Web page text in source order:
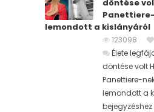
döntése
lemondott a kislányáról
123098
Élete
döntése volt
Panettiere-
lemondott a
bejegyzéshez